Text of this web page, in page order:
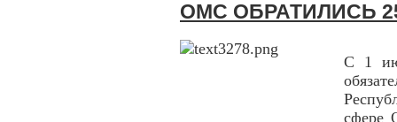
ОМС ОБРАТИЛИСЬ
С 1
сфере